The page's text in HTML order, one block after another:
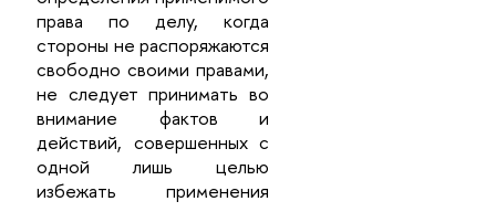
права по делу, когда
стороны не распоряжаются
свободно своими правами,
не следует принимать во
внимание фактов и
действий, совершенных с
одной лишь целью
избежать применения